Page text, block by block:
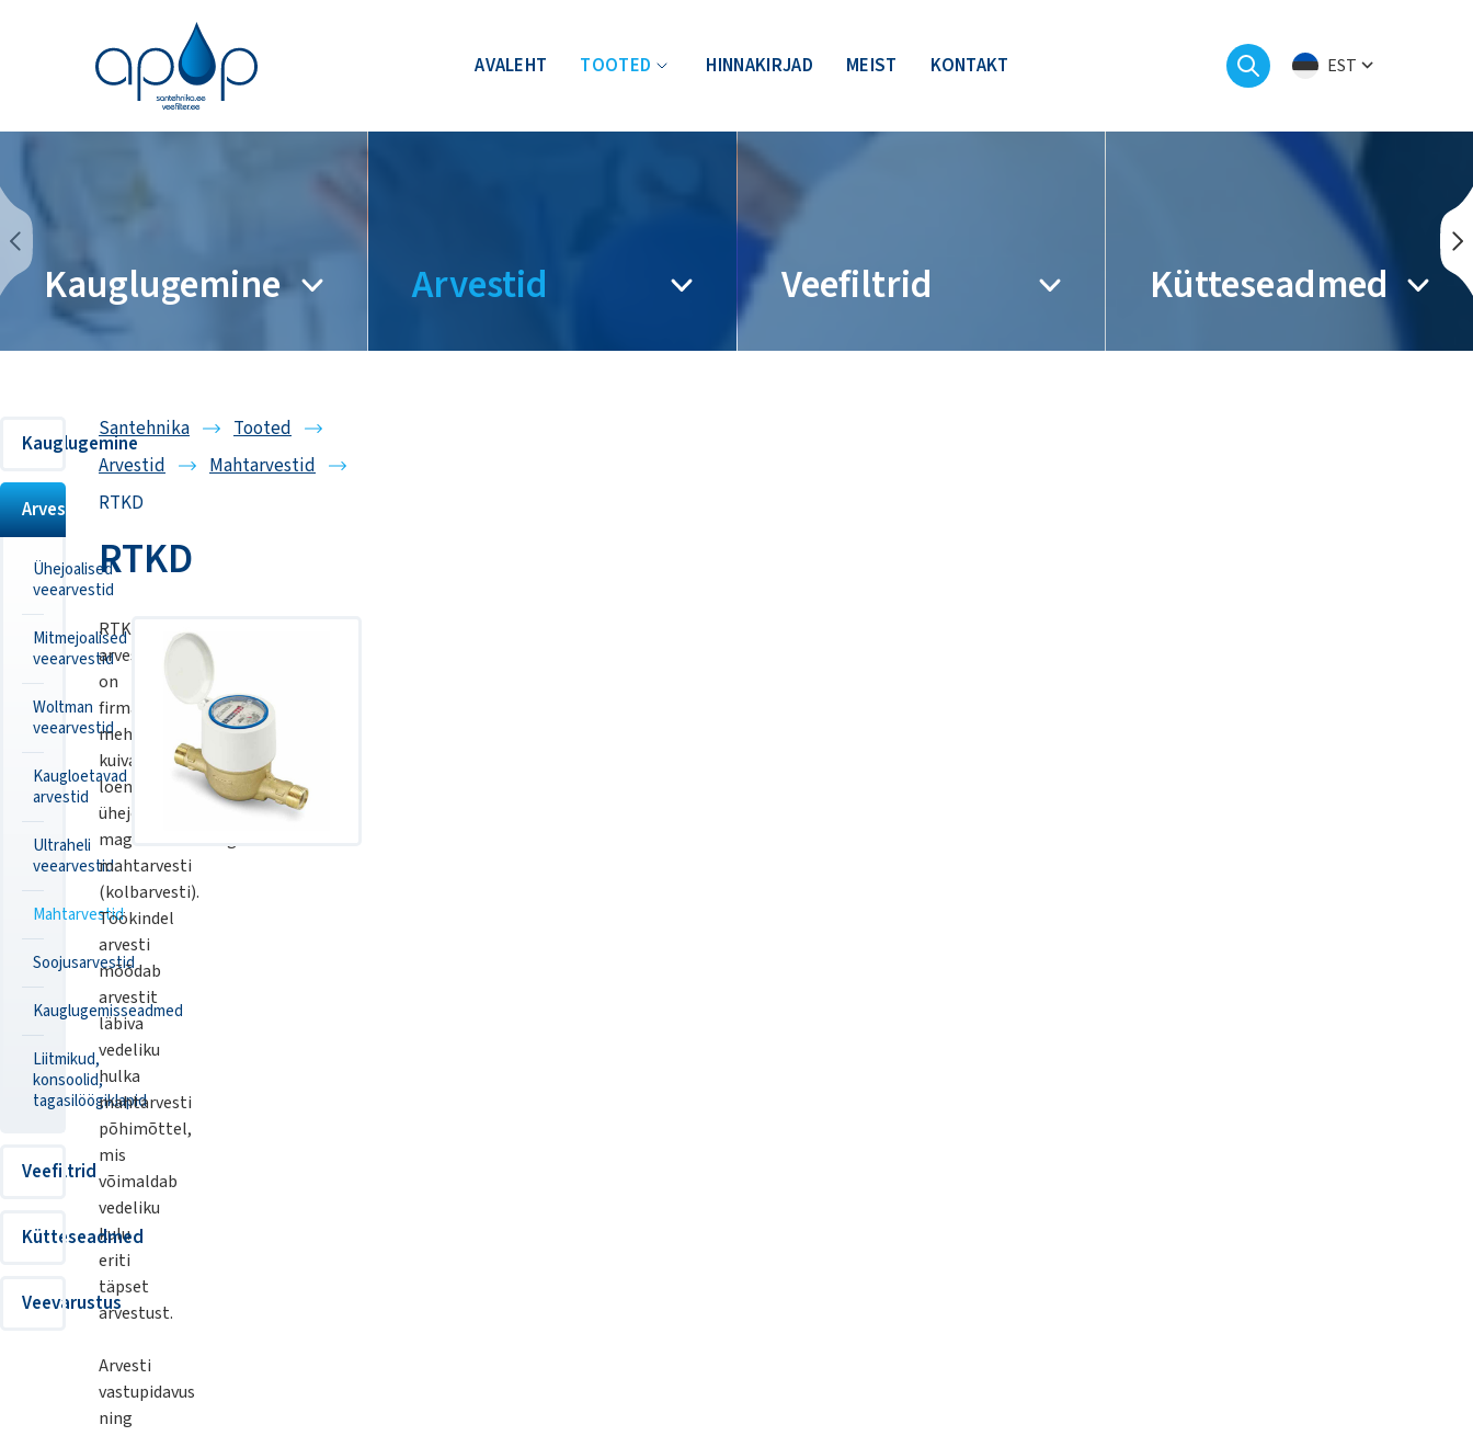
AVALEHT TOOTED HINNAKIRJAD MEIST KONTAKT EST
Kauglugemine Arvestid Veefiltrid Kütteseadmed
Santehnika
Tooted
Arvestid
Mahtarvestid
RTKD
RTKD
RTKD
arvesti
on
firma
Zenneruus
mehaaniline
kuiva
loenduriga
ühejoaline
magnetülekandega
mahtarvesti
(kolbarvesti).
Töökindel
arvesti
mõõdab
arvestit
läbiva
vedeliku
hulka
mahtarvesti
põhimõttel,
mis
võimaldab
vedeliku
kulu
eriti
täpset
arvestust.
Arvesti
vastupidavus
ning
Kauglugemine
Arvestid
Ühejoalised
veearvestid
Mitmejoalised
veearvestid
Woltman
veearvestid
Kaugloetavad
arvestid
Ultraheli
veearvestid
Mahtarvestid
Soojusarvestid
Kauglugemisseadmed
Liitmikud,
konsoolid,
tagasilöögiklapid
Veefiltrid
Kütteseadmed
Veevarustus